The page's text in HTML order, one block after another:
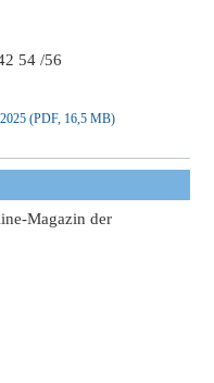
54 /56
(PDF, 16,5 MB)
Magazin der